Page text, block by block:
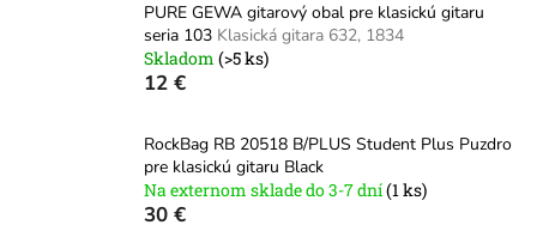
PURE GEWA gitarový obal pre klasickú gitaru
seria 103 Klasická gitara 632, 1834
Skladom (>5 ks)
12 €
RockBag RB 20518 B/PLUS Student Plus Puzdro
pre klasickú gitaru Black
Na externom sklade do 3-7 dní(1 ks)
30 €